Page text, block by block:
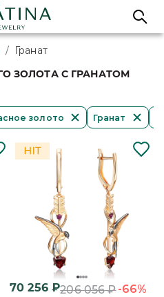
/ Гранат
ЗОЛОТА С ГРАНАТОМ
золото Гранат
70 256₽206 056₽-66%